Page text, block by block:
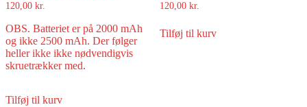
120,00 kr.
OBS. Batteriet er på 2000 mAh
og ikke 2500 mAh. Der følger
heller ikke ikke nødvendigvis
skruetrækker med.
Tilføj til kurv
120,00 kr.
Tilføj til kurv